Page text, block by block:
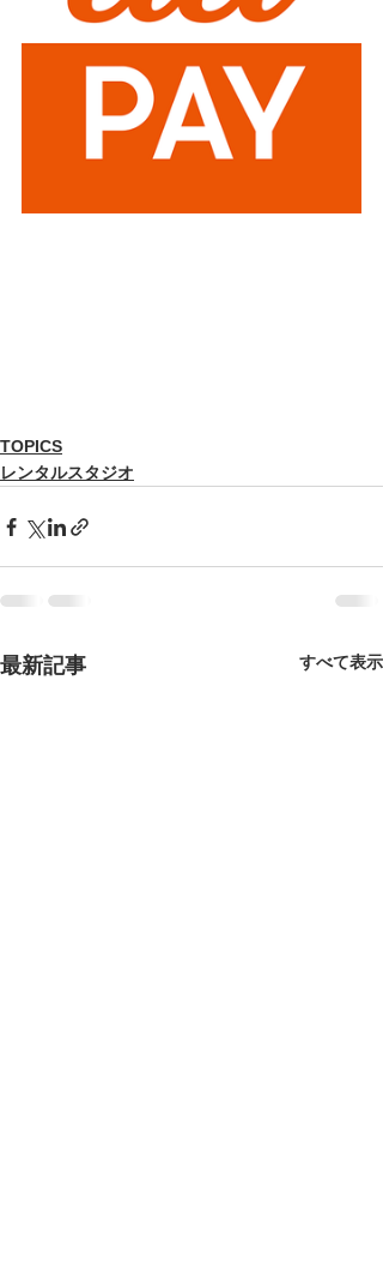
TOPICS
レンタルスタジオ
最新記事 すべて表示